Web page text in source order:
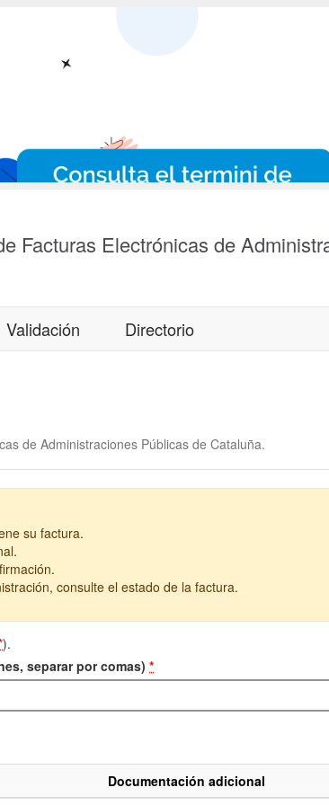
Facturas Electrónicas de
Validación Directorio
de Administraciones Públicas de Cataluña.
su factura.
consulte el estado de la factura.
).
separar por comas) *
Documentación adicional